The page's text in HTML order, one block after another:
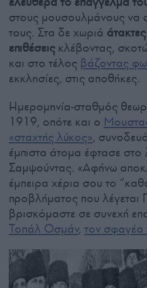
στους μουσουλμάνους να
τους. Στα δε χωριά
επιθέσειςκλέβοντας,
και στο τέλος βάζοντας
εκκλησίες, στις αποθήκες.
Ημερομηνία-σταθμός
1919, οπότε και ο
«σταχτής λύκος»,
έμπιστα άτομα έφτασε στο
Σαμψούντας. «Αφήνω
έμπειρα χέρια σου το
προβλήματος που
βρισκόμαστε σε συνεχή
Τοπάλ Οσμάν, τον σφαγέα